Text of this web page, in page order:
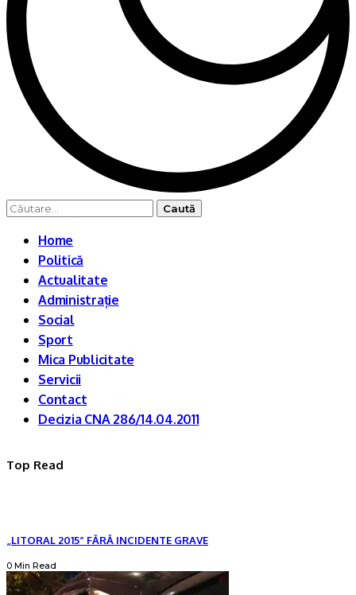
Caută
Home
Politică
Actualitate
Administrație
Social
Sport
Mica Publicitate
Servicii
Contact
Decizia CNA 286/14.04.2011
Top Read
„LITORAL 2015” FĂRĂ INCIDENTE GRAVE
0 Min Read